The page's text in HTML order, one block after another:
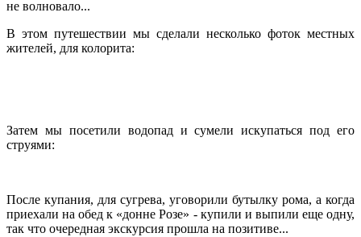
не волновало...
В этом путешествии мы сделали несколько фоток местных
жителей, для колорита:
Затем мы посетили водопад и сумели искупаться под его
струями:
После купания, для сугрева, уговорили бутылку рома, а когда
приехали на обед к «донне Розе» - купили и выпили еще одну,
так что очередная экскурсия прошла на позитиве...